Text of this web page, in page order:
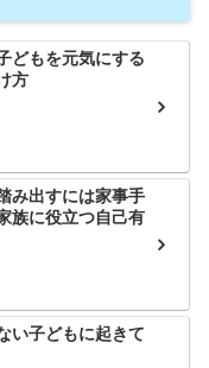
どもを元気にする
方
み出すには家事手
族に役立つ自己有
い子どもに起きて